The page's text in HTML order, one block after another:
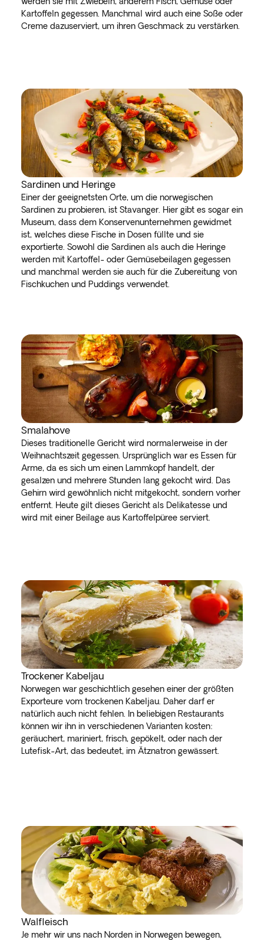
Kartoffeln gegessen. Manchmal wird auch eine Soße oder
Creme dazuserviert, um ihren Geschmack zu verstärken.
Sardinen und Heringe
Einer der geeignetsten Orte, um die norwegischen
Sardinen zu probieren, ist Stavanger. Hier gibt es sogar ein
Museum, dass dem Konservenunternehmen gewidmet
ist, welches diese Fische in Dosen füllte und sie
exportierte. Sowohl die Sardinen als auch die Heringe
werden mit Kartoffel- oder Gemüsebeilagen gegessen
und manchmal werden sie auch für die Zubereitung von
Fischkuchen und Puddings verwendet.
Smalahove
Dieses traditionelle Gericht wird normalerweise in der
Weihnachtszeit gegessen. Ursprünglich war es Essen für
Arme, da es sich um einen Lammkopf handelt, der
gesalzen und mehrere Stunden lang gekocht wird. Das
Gehirn wird gewöhnlich nicht mitgekocht, sondern vorher
entfernt. Heute gilt dieses Gericht als Delikatesse und
wird mit einer Beilage aus Kartoffelpüree serviert.
Trockener Kabeljau
Norwegen war geschichtlich gesehen einer der größten
Exporteure vom trockenen Kabeljau. Daher darf er
natürlich auch nicht fehlen. In beliebigen Restaurants
können wir ihn in verschiedenen Varianten kosten:
geräuchert, mariniert, frisch, gepökelt, oder nach der
Lutefisk-Art, das bedeutet, im Ätznatron gewässert.
Walfleisch
Je mehr wir uns nach Norden in Norwegen bewegen,